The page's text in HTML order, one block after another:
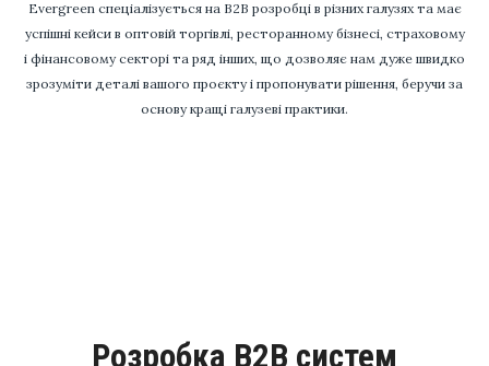
Evergreen спеціалізується на B2B розробці в різних галузях та має
успішні кейси в оптовій торгівлі, ресторанному бізнесі, страховому
і фінансовому секторі та ряд інших, що дозволяє нам дуже швидко
зрозуміти деталі вашого проєкту і пропонувати рішення, беручи за
основу кращі галузеві практики.
Розробка B2B систем